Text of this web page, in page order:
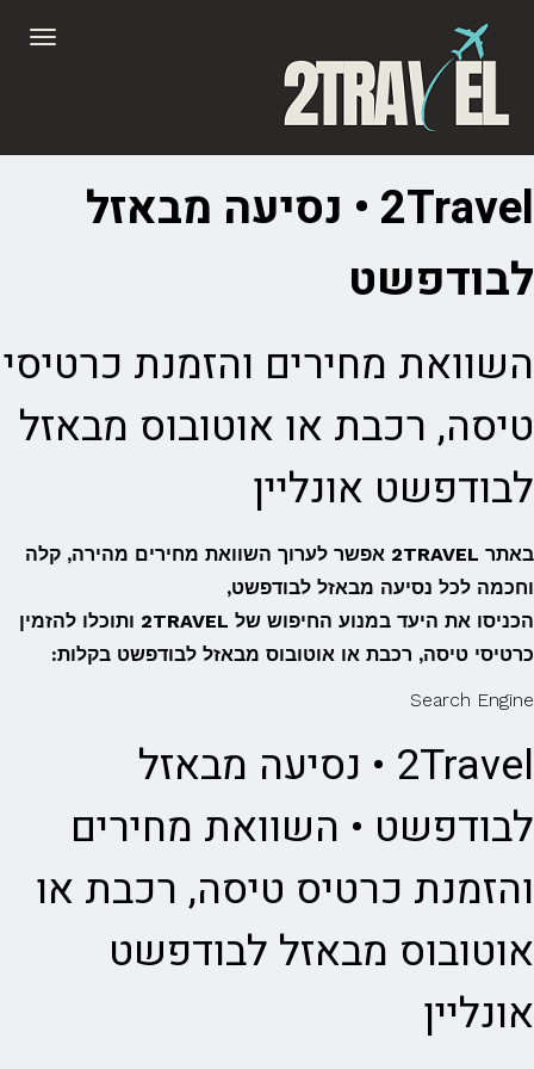
2Travel • נסיעה מבאזל
לבודפשט
השוואת מחירים והזמנת כרטיסי
טיסה, רכבת או אוטובוס מבאזל
לבודפשט אונליין
באתר 2TRAVEL אפשר לערוך השוואת מחירים מהירה, קלה
וחכמה לכל נסיעה מבאזל לבודפשט,
הכניסו את היעד במנוע החיפוש של 2TRAVEL ותוכלו להזמין
כרטיסי טיסה, רכבת או אוטובוס מבאזל לבודפשט בקלות:
Search Engine
2Travel • נסיעה מבאזל
לבודפשט • השוואת מחירים
והזמנת כרטיס טיסה, רכבת או
אוטובוס מבאזל לבודפשט
אונליין